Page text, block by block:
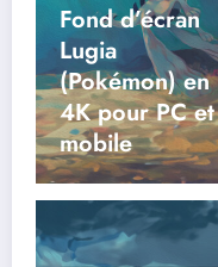
Fond d’écran
Lugia
(Pokémon) en
4K pour PC et
mobile